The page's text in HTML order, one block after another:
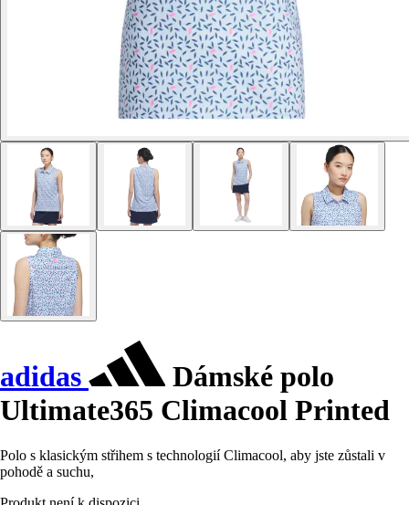
adidas
Dámské polo
Ultimate365 Climacool Printed
Polo s klasickým střihem s technologií Climacool, aby jste zůstali v
pohodě a suchu,